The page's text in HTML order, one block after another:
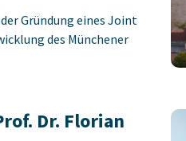
Gründung eines Joint
des Münchener
Dr. Florian